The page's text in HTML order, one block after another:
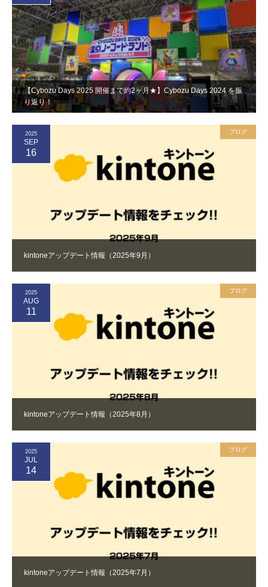
【Cybozu Days 2025 開催まで約2ヶ月★】Cybozu Days 2024 を振
り返り！
kintoneアップデート情報（2025年9月）
2025
SEP
16
ブログ
kintoneアップデート情報（2025年8月）
2025
AUG
11
ブログ
kintoneアップデート情報（2025年7月）
2025
JUL
14
ブログ